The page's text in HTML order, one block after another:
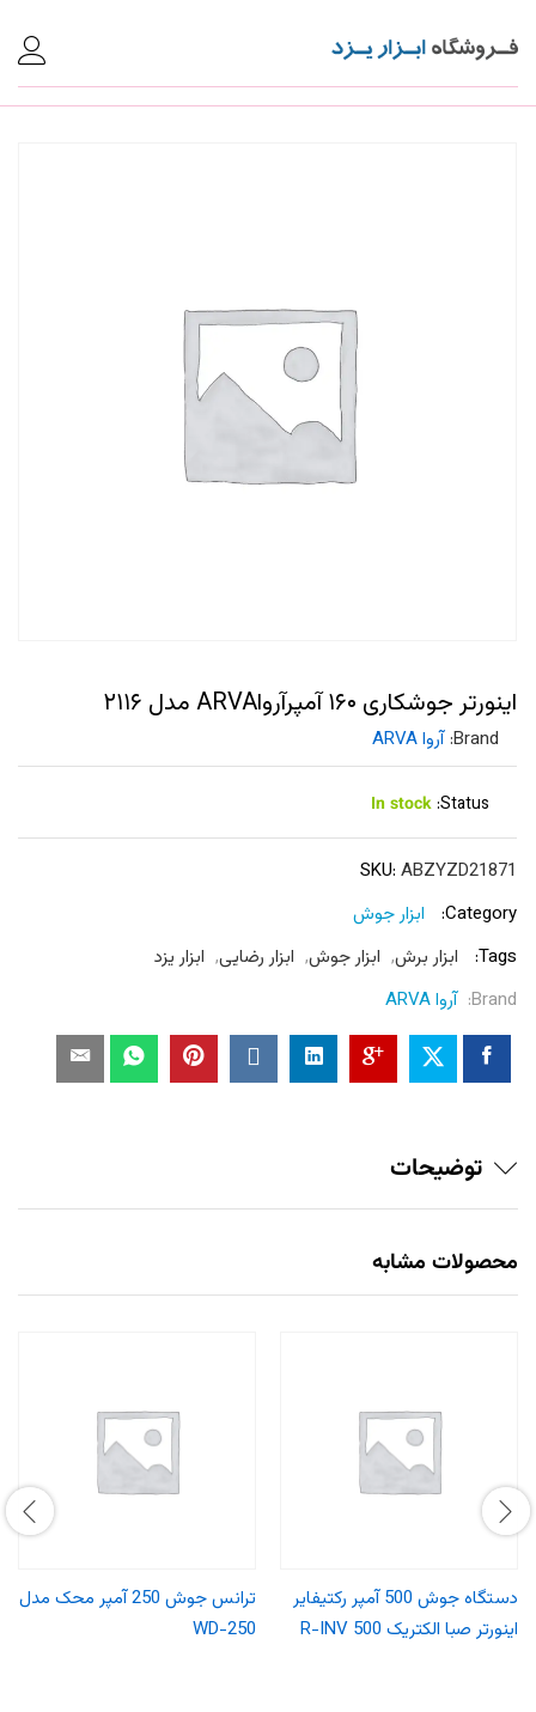
اینورتر جوشکاری ۱۶۰ آمپرآرواARVA مدل ۲۱۱۶
Brand: آروا ARVA
Status:
In stock
SKU: ABZYZD21871
Category:
ابزار جوش
Tags:
ابزار برش, ابزار جوش, ابزار رضایی, ابزار یزد
Brand: آروا ARVA
توضیحات
محصولات مشابه
دستگاه جوش 500 آمپر رکتیفایر
اینورتر صبا الکتریک R-INV 500
ترانس جوش 250 آمپر محک مدل
WD-250